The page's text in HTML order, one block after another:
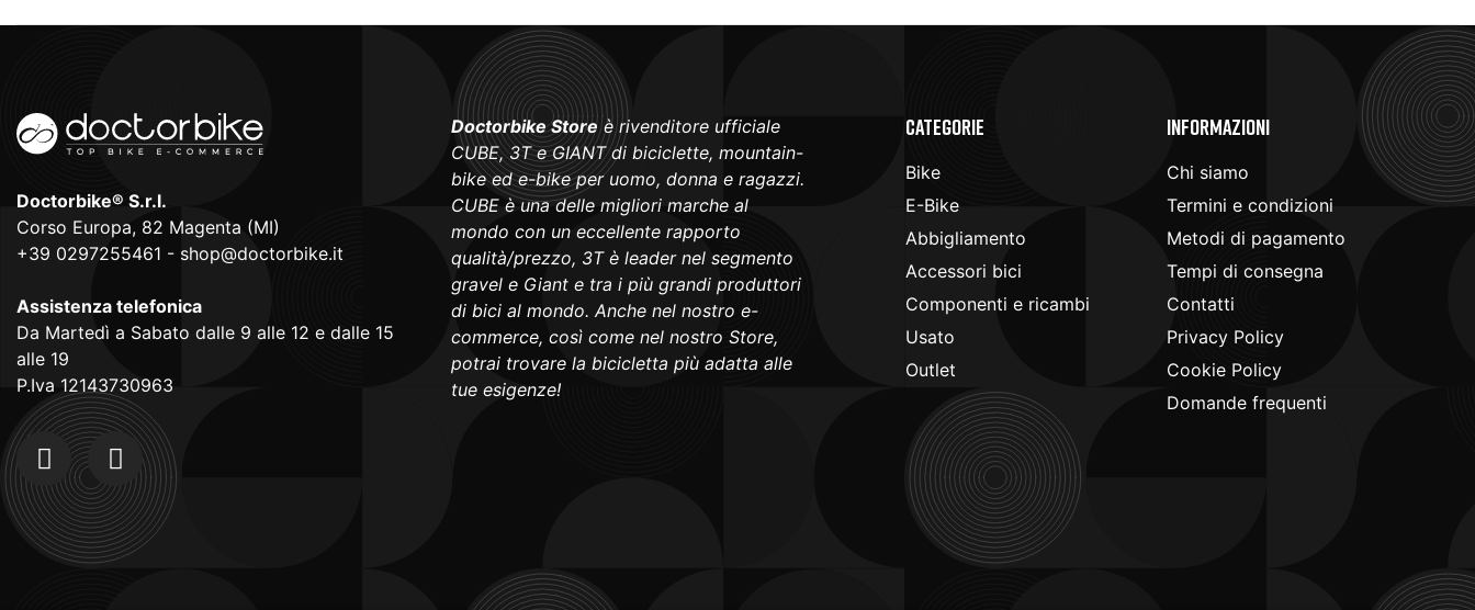
Doctorbike® S.r.l.
Corso Europa, 82 Magenta (MI)
+39 0297255461 - shop@doctorbike.it
Assistenza telefonica
Da Martedì a Sabato dalle 9 alle 12 e dalle 15
alle 19
P.Iva 12143730963
Doctorbike Storeè rivenditore ufficiale
CUBE, 3T e GIANT di biciclette, mountain-
bike ed e-bike per uomo, donna e ragazzi.
CUBE è una delle migliori marche al
mondo con un eccellente rapporto
qualità/prezzo, 3T è leader nel segmento
gravel e Giant e tra i più grandi produttori
di bici al mondo. Anche nel nostro e-
commerce, così come nel nostro Store,
potrai trovare la bicicletta più adatta alle
tue esigenze!
Categorie
Bike
E-Bike
Abbigliamento
Accessori bici
Componenti e ricambi
Usato
Outlet
Informazioni
Chi siamo
Termini e condizioni
Metodi di pagamento
Tempi di consegna
Contatti
Privacy Policy
Cookie Policy
Domande frequenti